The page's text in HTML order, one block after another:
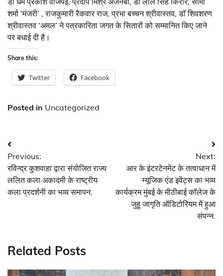
शर्मा ‘मंजरी’ , राजकुमारी रैकवार राज, प्रभा बच्चन श्रीवास्तव, डॉ शिवशरण
श्रीवास्तव ‘अमल’ ने पत्रकारिता जगत के सितारों को सम्मानित किए जाने
पर बधाई दी है।
Share this:
Twitter Facebook
Posted in Uncategorized
Post
navigation
Previous:
रविन्द्र कुशवाहा द्वारा संयोजित राज्य
ललित कला अकादमी के राष्ट्रीय
कला प्रदर्शनी का भव्य समापन.
Next:
आर के इंटरटेनमेंट के तत्वाधान में
म्यूजिक एंड इवेंट्स का भव्य
कार्यक्रम मुंबई के मीठीबाई कॉलेज के
जुहू जागृति ऑडिटोरियम में हुआ
संपन्न.
Related Posts